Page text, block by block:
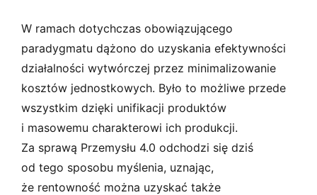
W ramach dotychczas obowiązującego
paradygmatu dążono do uzyskania efektywności
działalności wytwórczej przez minimalizowanie
kosztów jednostkowych. Było to możliwe przede
wszystkim dzięki unifikacji produktów
i masowemu charakterowi ich produkcji.
Za sprawą Przemysłu 4.0 odchodzi się dziś
od tego sposobu myślenia, uznając,
że rentowność można uzyskać także